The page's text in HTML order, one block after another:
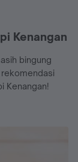
Kenangan
bingung
Kenangan!